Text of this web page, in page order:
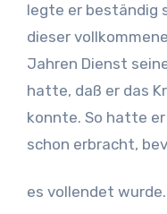
legte er beständig
dieser
Jahren Dienst
hatte, daß er das
konnte. So hatte
schon erbracht,
es vollendet wurde.